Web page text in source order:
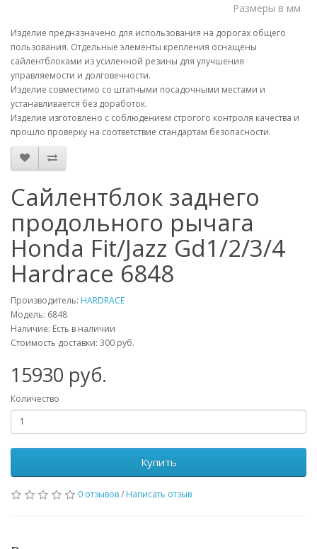
Размеры в мм
Изделие предназначено для использования на дорогах общего
пользования. Отдельные элементы крепления оснащены
сайлентблоками из усиленной резины для улучшения
управляемости и долговечности.
Изделие совместимо со штатными посадочными местами и
устанавливается без доработок.
Изделие изготовлено с соблюдением строгого контроля качества и
прошло проверку на соответствие стандартам безопасности.
Сайлентблок заднего
продольного рычага
Honda Fit/Jazz Gd1/2/3/4
Hardrace 6848
Производитель: HARDRACE
Модель: 6848
Наличие: Есть в наличии
Стоимость доставки: 300 руб.
15930 руб.
Количество
Купить
0 отзывов/ Написать отзыв